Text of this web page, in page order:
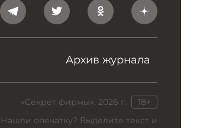
Архив журнала
«Секрет фирмы», 2026 г.
18+
Нашли опечатку? Выделите текст и